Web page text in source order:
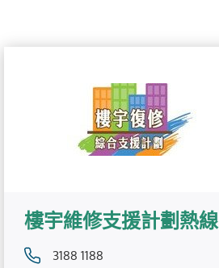
樓宇維修支援計劃熱線
3188 1188